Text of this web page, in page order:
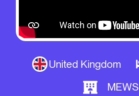
United Kingdom
MEWS